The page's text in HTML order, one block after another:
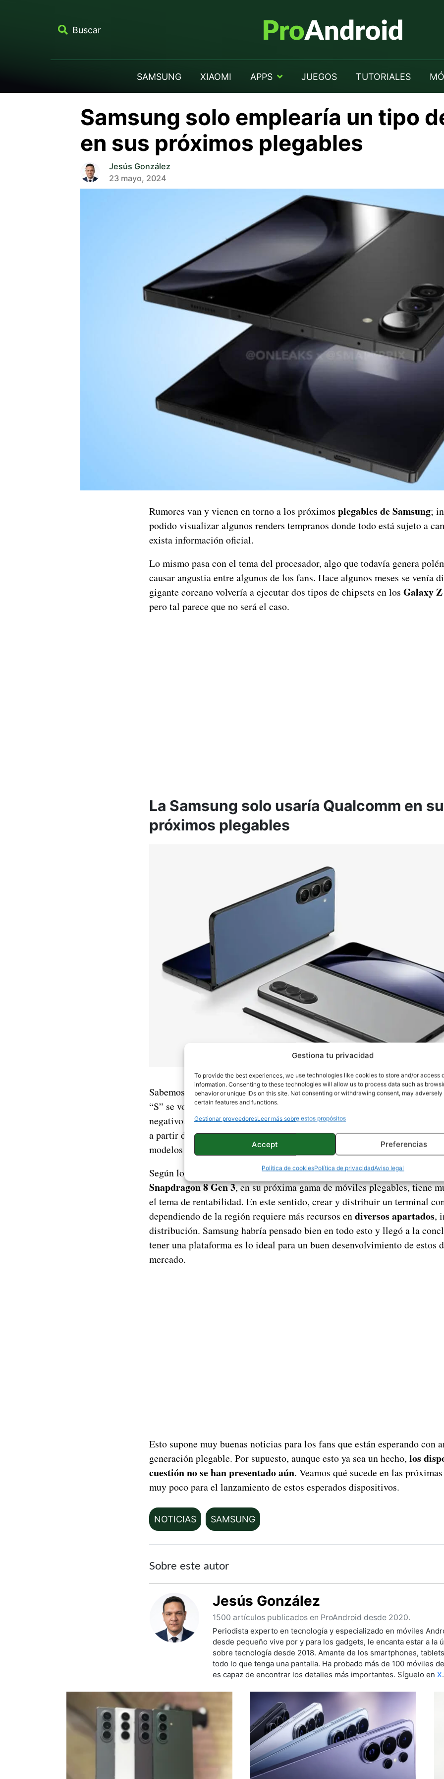
Gestiona tu privacidad
To provide the best experiences, we use technologies like cookies to store and/or access
information. Consenting to these technologies will allow us to process data such as
behavior or unique IDs on this site. Not consenting or withdrawing consent, may
certain features and functions.
Gestionar proveedoresLeer más sobre estos propósitos
Accept Preferencias
Política de cookiesPolítica de privacidadAviso legal
Buscar
SAMSUNG XIAOMI APPS JUEGOS TUTORIALES
Samsung solo emplearía un tipo
en sus próximos plegables
Jesús González
23 mayo, 2024
Rumores van y vienen en torno a los próximos plegables de Samsung;
podido visualizar algunos renders tempranos donde todo está sujeto a
exista información oficial.
Lo mismo pasa con el tema del procesador, algo que todavía genera
causar angustia entre algunos de los fans. Hace algunos meses se venía
gigante coreano volvería a ejecutar dos tipos de chipsets en los Galaxy
pero tal parece que no será el caso.
La Samsung solo usaría Qualcomm en
próximos plegables
Sabemos que la fórmula de Exynos y Qualcomm en un conjunto de
“S” se volvió a ejecutar en los S24. En un principio creíamos que esto
negativo. Sin embargo, elExynos 2400ha demostrado estar a la altura
a partir de ahí se estimaba que la firma iba a ejecutar este mismo
modelos plegables. Pero, la firma habría dado un paso atrás en esto, por
Según los últimos reportes, la decisión de solo usar un chip Qualcomm,
Snapdragon 8 Gen 3, en su próxima gama de móviles plegables, tiene
el tema de rentabilidad. En este sentido, crear y distribuir un terminal
dependiendo de la región requiere más recursos endiversos apartados,
distribución. Samsung habría pensado bien en todo esto y llegó a la
tener una plataforma es lo ideal para un buen desenvolvimiento de estos
mercado.
Esto supone muy buenas noticias para los fans que están esperando con
generación plegable. Por supuesto, aunque esto ya sea un hecho, los
cuestión no se han presentado aún. Veamos qué sucede en las
muy poco para el lanzamiento de estos esperados dispositivos.
NOTICIAS SAMSUNG
Sobre este autor
Jesús González
1500 artículos publicados en ProAndroid desde 2020.
Periodista experto en tecnología y especializado en móviles
desde pequeño vive por y para los gadgets, le encanta estar a la
sobre tecnología desde 2018. Amante de los smartphones,
todo lo que tenga una pantalla. Ha probado más de 100 móviles
es capaz de encontrar los detalles más importantes. Síguelo enX.